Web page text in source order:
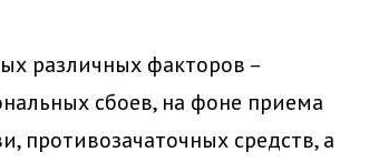
различных факторов –
сбоев, на фоне приема
противозачаточных средств, а